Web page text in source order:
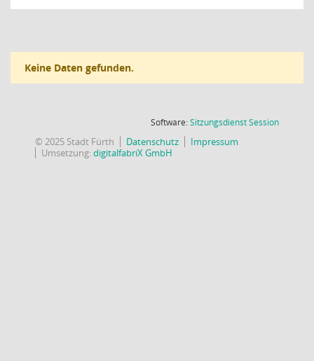
Keine Daten gefunden.
Software:SitzungsdienstSession(Wird in
© 2025 Stadt Fürth Datenschutz
Impressum
Umsetzung:digitalfabriX GmbH